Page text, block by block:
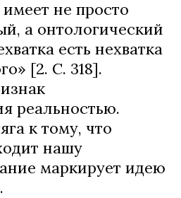
не просто
а онтологический
есть нехватка
[2. С. 318].
реальностью.
к тому, что
нашу
маркирует идею